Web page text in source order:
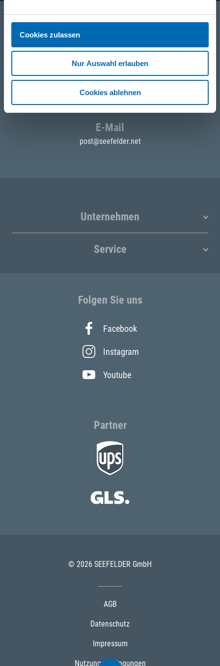
Cookies zulassen
Nur Auswahl erlauben
Cookies ablehnen
+49 871 973 899(Mo - Fr: 07:00 - 18:00 Uhr)
WhatsApp
+49 (0)151 172 082 54
E-Mail
post@seefelder.net
Unternehmen
Service
Folgen Sie uns
Facebook
Instagram
Youtube
Partner
© 2026 SEEFELDER GmbH
AGB
Datenschutz
Impressum
Nutzungsbedingungen